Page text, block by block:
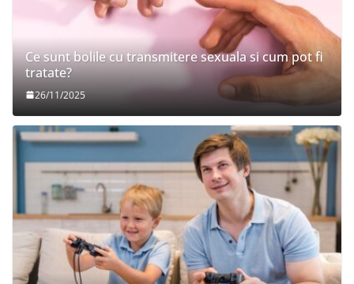
Ce sunt bolile cu transmitere sexuala si cum pot fi
tratate?
26/11/2025